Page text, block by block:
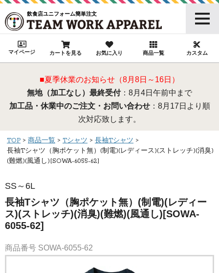
飲食店ユニフォーム簡単注文
マイページ カートを見る お気に入り 商品一覧 カスタム
■夏季休業のお知らせ（8月8日～16日）
無地（加工なし）最終受付：8月4日午前中まで
加工品・休業中のご注文・お問い合わせ：8月17日より順
次対応致します。
TOP 商品一覧 Tシャツ
長袖Tシャツ
長袖Tシャツ（胸ポケット無）(制電)(レディース)(ストレッチ)(消臭)
(難燃)(風通し)[SOWA-6055-62]
SS～6L
長袖Tシャツ（胸ポケット無）(制電)(レディー
ス)(ストレッチ)(消臭)(難燃)(風通し)[SOWA-
6055-62]
商品番号 SOWA-6055-62